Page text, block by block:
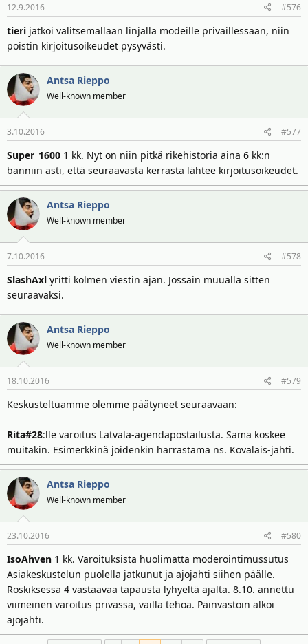
12.9.2016 #576
tieri jatkoi valitsemallaan linjalla modeille privaillessaan, niin
poistin kirjoitusoikeudet pysyvästi.
Antsa Rieppo
Well-known member
3.10.2016 #577
Super_1600 1 kk. Nyt on niin pitkä rikehistoria aina 6 kk:n
banniin asti, että seuraavasta kerrasta lähtee kirjoitusoikeudet.
Antsa Rieppo
Well-known member
7.10.2016 #578
SlashAxl yritti kolmen viestin ajan. Jossain muualla sitten
seuraavaksi.
Antsa Rieppo
Well-known member
18.10.2016 #579
Keskusteltuamme olemme päätyneet seuraavaan:
Rita#28:lle varoitus Latvala-agendapostailusta. Sama koskee
muitakin. Esimerkkinä joidenkin harrastama ns. Kovalais-jahti.
Antsa Rieppo
Well-known member
23.10.2016 #580
IsoAhven 1 kk. Varoituksista huolimatta moderointimussutus
Asiakeskustelun puolella jatkunut ja ajojahti siihen päälle.
Roskiksessa 4 vastaavaa tapausta lyhyeltä ajalta. 8.10. annettu
viimeinen varoitus privassa, vailla tehoa. Päinvastoin alkoi
ajojahti.